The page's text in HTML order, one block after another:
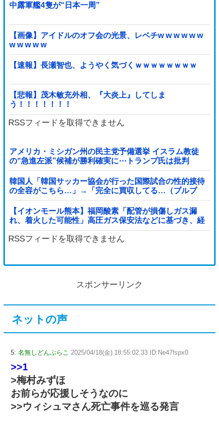
中露軍艦4隻が“日本一周”
【画像】アイドルのオフ会の光景、レベチw w w w w w
w w w w w
【速報】長瀬智也、ようやく気づくｗｗｗｗｗｗｗｗ
【悲報】茂木敏充外相、『大炎上』してしま
う！！！！！！！
RSSフィードを取得できません
アメリカ・ミシガン州の民主党予備選挙 イスラム教徒
の“急進左派”候補が勝利確実に⋯トランプ氏は批判
韓国人「韓国サッカー協会が行った国際試合の性的接待
の全容がこちら…」→「完全に買収してる…（ブルブ
ル」＝韓国の反応
【イオンモール熊本】福岡酸素「配管が損傷しガス漏
れ、着火した可能性」高圧ガス保安法などに基づき、経
産省に報告他
RSSフィードを取得できません
スポンサーリンク
ネットの声
5: 名無しどんぶらこ 2025/04/18(金) 18:55:02.33 ID:Ne47fspx0
>>1
>梅村みずほ
お前らが応援しそうなのに
>>ウィシュマさん死亡事件を巡る発言